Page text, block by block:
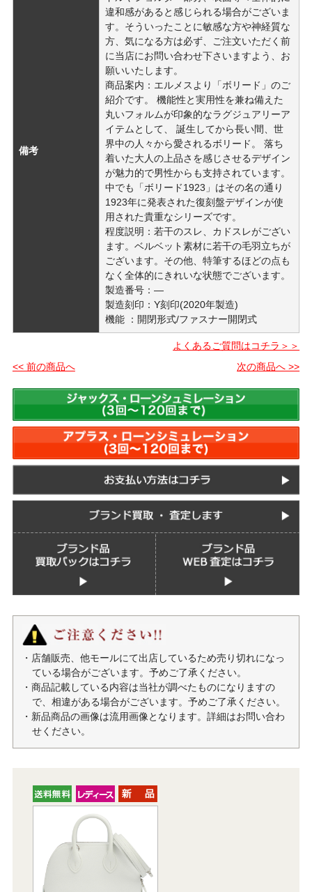
備考
違和感があると感じられる場合がございま
す。そういったことに敏感な方や神経質な
方、気になる方は必ず、ご注文いただく前
に当店にお問い合わせ下さいますよう、お
願いいたします。
商品案内：エルメスより「ボリード」のご
紹介です。 機能性と実用性を兼ね備えた
丸いフォルムが印象的なラグジュアリーア
イテムとして、 誕生してから長い間、世
界中の人々から愛されるボリード。 落ち
着いた大人の上品さを感じさせるデザイン
が魅力的で男性からも支持されています。
中でも「ボリード1923」はその名の通り
1923年に発表された復刻盤デザインが使
用された貴重なシリーズです。
程度説明：若干のスレ、カドスレがござい
ます。ベルベット素材に若干の毛羽立ちが
ございます。その他、特筆するほどの点も
なく全体的にきれいな状態でございます。
製造番号：―
製造刻印：Y刻印(2020年製造)
機能 ：開閉形式/ファスナー開閉式
よくあるご質問はコチラ＞＞
<< 前の商品へ
次の商品へ >>
・店舗販売、他モールにて出店しているため売り切れになっ
ている場合がございます。予めご了承ください。
・商品記載している内容は当社が調べたものになりますの
で、相違がある場合がございます。予めご了承ください。
・新品商品の画像は流用画像となります。詳細はお問い合わ
せください。